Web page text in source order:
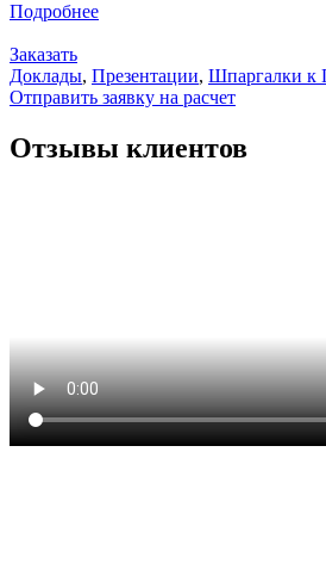
Подробнее
Заказать
Доклады, Презентации, Шпаргалки к
Отправить заявку на расчет
Отзывы клиентов